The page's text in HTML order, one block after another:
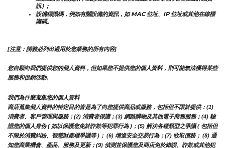
訊）;
設備標識碼，例如有關設備的資訊，如 MAC 位址、IP 位址或其他在線標
識碼。
[注意：請務必列出適用於您業務的所有內容]
您自願向我們提供您的個人資料，但如果您不提供您的個人資料，則可能無法獲得某些
服務和促銷活動。
我們為什麼蒐集您的個人資料
商店蒐集個人資料的特定目的皆是為了向您提供商品或服務，包括但不限於提供：(1)
消費者、客戶管理與服務；(2) 消費者保護；(3) 網路購物及其他電子商務服務；(4) 驗
證您的個人身份 ( 如以保護您免於詐欺等犯罪行為 )；(5) 解決各種類型之爭議 ( 包括但
不限於消費糾紛、智慧財產權爭議等 )； (6) 增進安全交易行為；(7) 收取債務； (8) 通
知您商業機會、產品、服務及更新；(9) 偵測並保護您及商店免於錯誤、詐欺或其他犯